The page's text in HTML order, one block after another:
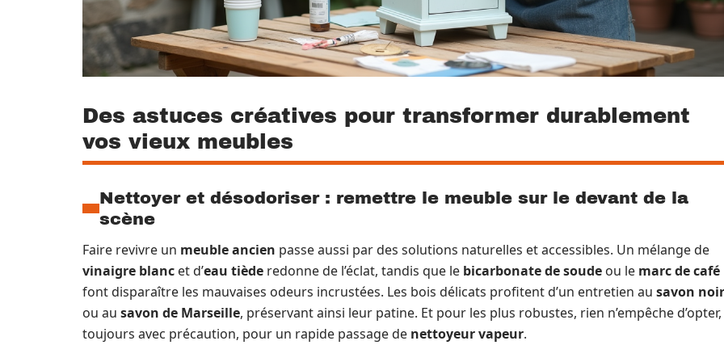
Des astuces créatives pour transformer durablement
vos vieux meubles
Nettoyer et désodoriser : remettre le meuble sur le devant de la
scène
Faire revivre un meuble ancien passe aussi par des solutions naturelles et accessibles. Un mélange de
vinaigre blanc et d’eau tiède redonne de l’éclat, tandis que le bicarbonate de soude ou le marc de café
font disparaître les mauvaises odeurs incrustées. Les bois délicats profitent d’un entretien au savon noir
ou au savon de Marseille, préservant ainsi leur patine. Et pour les plus robustes, rien n’empêche d’opter,
toujours avec précaution, pour un rapide passage de nettoyeur vapeur.